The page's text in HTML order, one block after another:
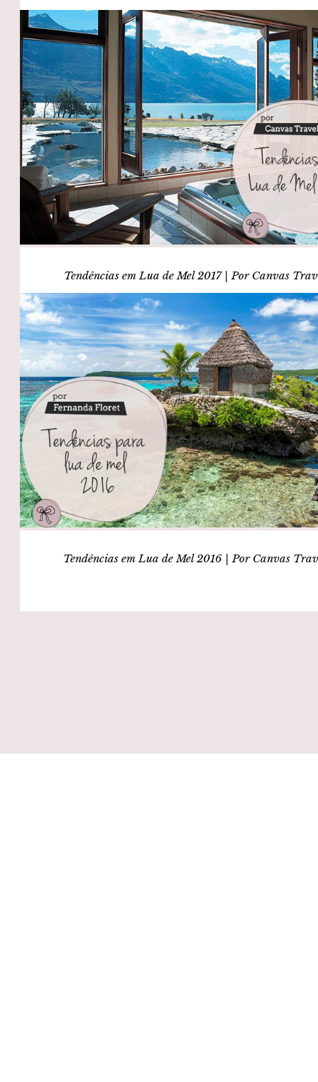
Tendências em Lua de Mel 2017 | Por Canvas
Tendências em Lua de Mel 2016 | Por Canvas